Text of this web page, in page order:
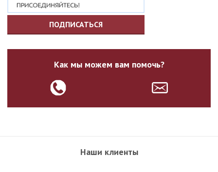
ПОДПИСАТЬСЯ
Как мы можем вам помочь?
Наши клиенты